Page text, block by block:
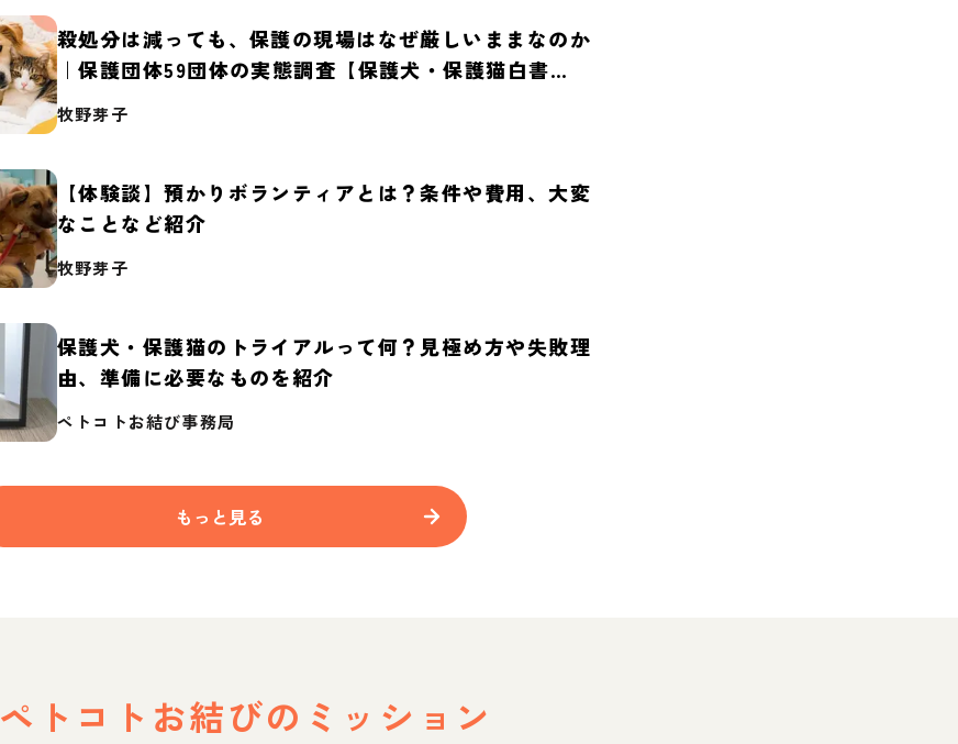
殺処分は減っても、保護の現場はなぜ厳しいままなのか
｜保護団体59団体の実態調査【保護犬・保護猫白書
2026】
牧野芽子
【体験談】預かりボランティアとは？条件や費用、大変
なことなど紹介
牧野芽子
保護犬・保護猫のトライアルって何？見極め方や失敗理
由、準備に必要なものを紹介
ペトコトお結び事務局
もっと見る
ペトコトお結びの ミッション